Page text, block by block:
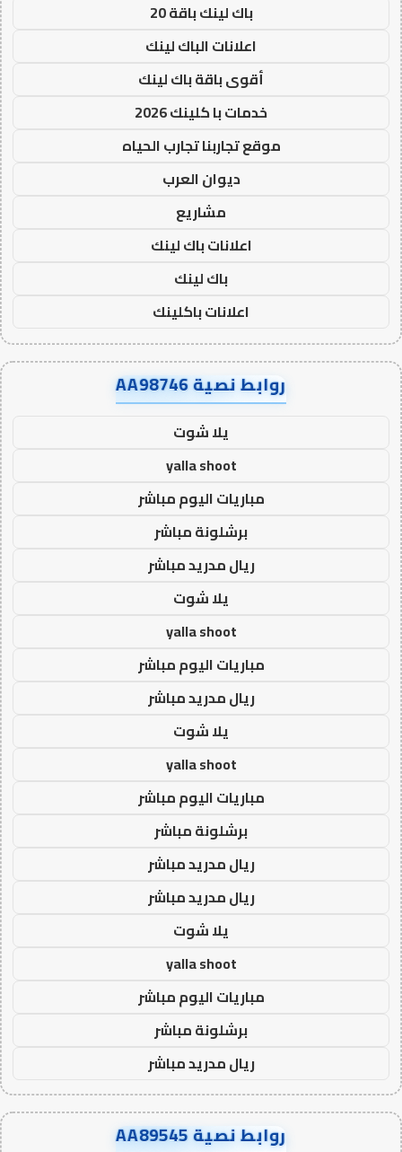
باك لينك باقة 20
اعلانات الباك لينك
أقوى باقة باك لينك
خدمات با كلينك 2026
موقع تجاربنا تجارب الحياه
ديوان العرب
مشاريع
اعلانات باك لينك
باك لينك
اعلانات باكلينك
روابط نصية AA98746
يلا شوت
yalla shoot
مباريات اليوم مباشر
برشلونة مباشر
ريال مدريد مباشر
يلا شوت
yalla shoot
مباريات اليوم مباشر
ريال مدريد مباشر
يلا شوت
yalla shoot
مباريات اليوم مباشر
برشلونة مباشر
ريال مدريد مباشر
ريال مدريد مباشر
يلا شوت
yalla shoot
مباريات اليوم مباشر
برشلونة مباشر
ريال مدريد مباشر
روابط نصية AA89545